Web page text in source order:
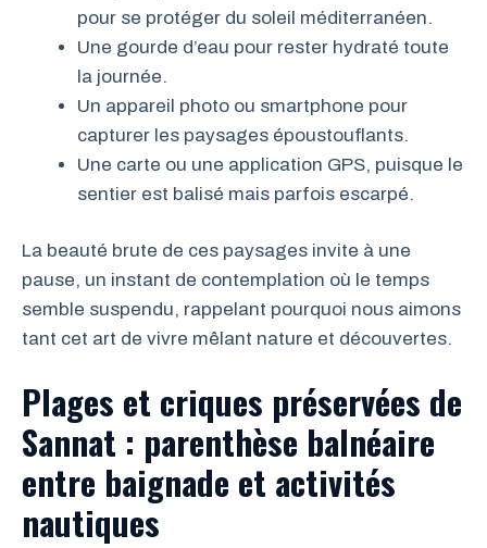
pour se protéger du soleil méditerranéen.
Une gourde d’eau pour rester hydraté toute
la journée.
Un appareil photo ou smartphone pour
capturer les paysages époustouflants.
Une carte ou une application GPS, puisque le
sentier est balisé mais parfois escarpé.
La beauté brute de ces paysages invite à une
pause, un instant de contemplation où le temps
semble suspendu, rappelant pourquoi nous aimons
tant cet art de vivre mêlant nature et découvertes.
Plages et criques préservées de
Sannat : parenthèse balnéaire
entre baignade et activités
nautiques